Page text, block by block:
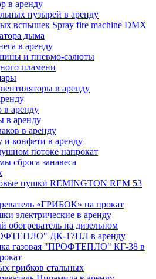
в аренду
пузырей в аренду
вспышек Spray fire machine DMX
дыма
в аренду
и пневмо-салюты
пламени
в аренду
в аренду
в аренду
в аренду
и конфети в аренду
потоке напрокат
сброса занавеса
пушки REMINGTON REM 53
«ГРИБОК» на прокат
электрические в аренду
обогреватель на дизельном
ДК-17ПЛ в аренду
газовая "ПРОФТЕПЛО" КГ-38 в
грибков стальных